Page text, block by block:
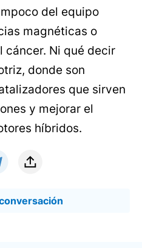
del equipo
magnéticas o
cáncer. Ni qué decir
donde son
que sirven
y mejorar el
híbridos.